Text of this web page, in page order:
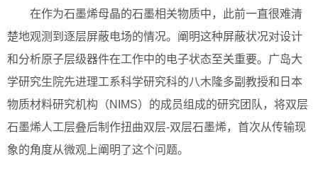
在作为石墨烯母晶的石墨相关物质中，此前一直很难清
楚地观测到逐层屏蔽电场的情况。阐明这种屏蔽状况对设计
和分析原子层级器件在工作中的电子状态至关重要。广岛大
学研究生院先进理工系科学研究科的八木隆多副教授和日本
物质材料研究机构（NIMS）的成员组成的研究团队，将双层
石墨烯人工层叠后制作扭曲双层-双层石墨烯，首次从传输现
象的角度从微观上阐明了这个问题。